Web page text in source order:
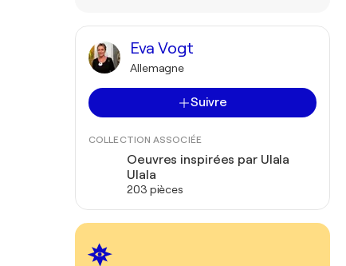
Eva Vogt
Allemagne
Suivre
COLLECTION ASSOCIÉE
Oeuvres inspirées par Ulala
Ulala
203 pièces